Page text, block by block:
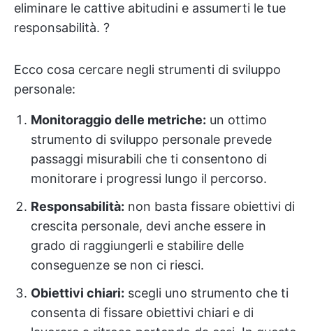
eliminare le cattive abitudini e assumerti le tue
responsabilità. ?
Ecco cosa cercare negli strumenti di sviluppo
personale:
Monitoraggio delle metriche: un ottimo
strumento di sviluppo personale prevede
passaggi misurabili che ti consentono di
monitorare i progressi lungo il percorso.
Responsabilità: non basta fissare obiettivi di
crescita personale, devi anche essere in
grado di raggiungerli e stabilire delle
conseguenze se non ci riesci.
Obiettivi chiari: scegli uno strumento che ti
consenta di fissare obiettivi chiari e di